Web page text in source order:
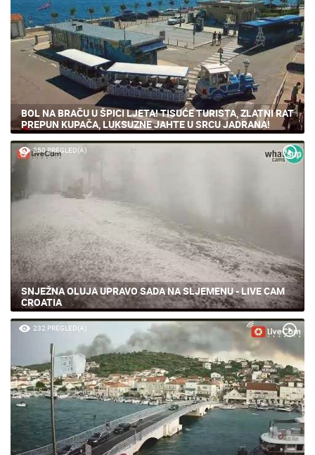
BOL NA BRAČU U ŠPICI LJETA! TISUĆE TURISTA, ZLATNI RAT
PREPUN KUPAČA, LUKSUZNE JAHTE U SRCU JADRANA!
250 PREGLED(A)
SNJEŽNA OLUJA UPRAVO SADA NA SLJEMENU - LIVE CAM
CROATIA
232 PREGLED(A)